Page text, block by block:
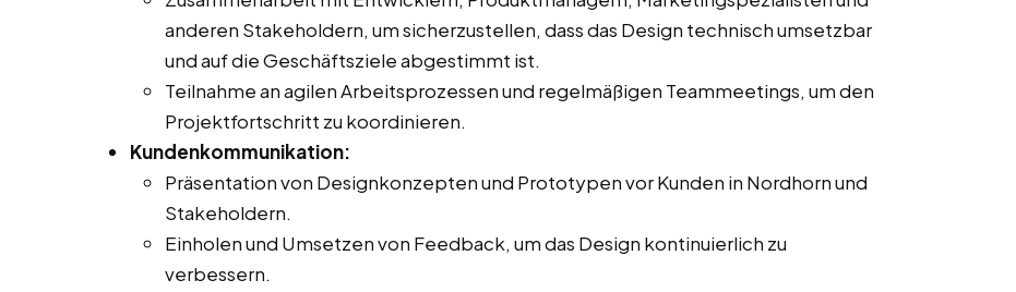
anderen Stakeholdern, um sicherzustellen, dass das Design technisch umsetzbar
und auf die Geschäftsziele abgestimmt ist.
Teilnahme an agilen Arbeitsprozessen und regelmäßigen Teammeetings, um den
Projektfortschritt zu koordinieren.
Kundenkommunikation:
Präsentation von Designkonzepten und Prototypen vor Kunden in Nordhorn und
Stakeholdern.
Einholen und Umsetzen von Feedback, um das Design kontinuierlich zu
verbessern.